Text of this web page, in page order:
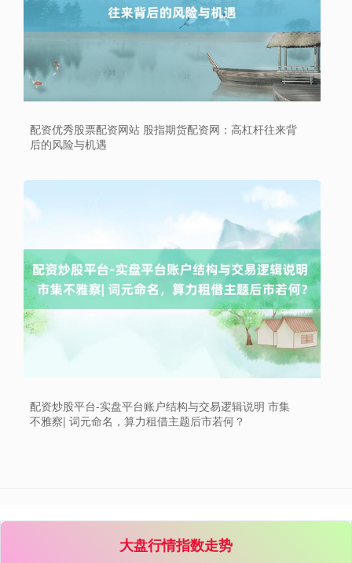
配资优秀股票配资网站 股指期货配资网：高杠杆往来背
后的风险与机遇
配资炒股平台-实盘平台账户结构与交易逻辑说明 市集
不雅察| 词元命名，算力租借主题后市若何？
大盘行情指数走势
+39.68 +1.02%